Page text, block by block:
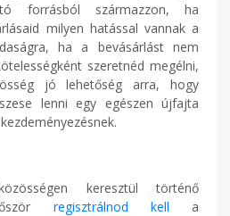
forrásból származzon, ha
milyen hatással vannak a
ha a bevásárlást nem
szeretnéd megélni,
jó lehetőség arra, hogy
lenni egy egészen újfajta
keresztül történő
regisztrálnod kell a